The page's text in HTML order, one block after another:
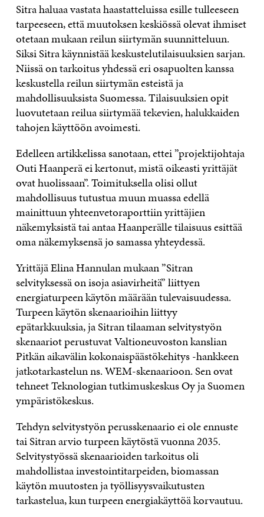
Sitra haluaavastata haastatteluissa esille tulleeseen
tarpeeseen, että muutoksen keskiössä olevat ihmiset
otetaan mukaan reilun siirtymän suunnitteluun.
Siksi Sitra käynnistää keskustelutilaisuuksien sarjan.
Niissä on tarkoitus yhdessä eri osapuolten kanssa
keskustella reilun siirtymän esteistä ja
mahdollisuuksista Suomessa. Tilaisuuksien opit
luovutetaan reilua siirtymää tekevien, halukkaiden
tahojen käyttöön avoimesti.
Edelleen artikkelissa sanotaan, ettei ”projektijohtaja
Outi Haanperä ei kertonut, mistä oikeasti yrittäjät
ovat huolissaan”. Toimituksella olisi ollut
mahdollisuus tutustua muun muassa edellä
mainittuun yhteenvetoraporttiin yrittäjien
näkemyksistä tai antaa Haanperälle tilaisuus esittää
oma näkemyksensä jo samassa yhteydessä.
Yrittäjä Elina Hannulanmukaan ”Sitran
selvityksessä on isoja asiavirheitä” liittyen
energiaturpeen käytön määrään tulevaisuudessa.
Turpeen käytön skenaarioihin liittyy
epätarkkuuksia, ja Sitran tilaaman selvitystyön
skenaariot perustuvat Valtioneuvoston kanslian
Pitkän aikavälin kokonaispäästökehitys -hankkeen
jatkotarkastelun ns. WEM-skenaarioon. Sen ovat
tehneet Teknologian tutkimuskeskus Oy ja Suomen
ympäristökeskus.
Tehdyn selvitystyön perusskenaario ei ole ennuste
tai Sitran arvio turpeen käytöstä vuonna 2035.
Selvitystyössä skenaarioiden tarkoitus oli
mahdollistaa investointitarpeiden, biomassan
käytön muutosten ja työllisyysvaikutusten
tarkastelua, kun turpeen energiakäyttöä korvautuu.